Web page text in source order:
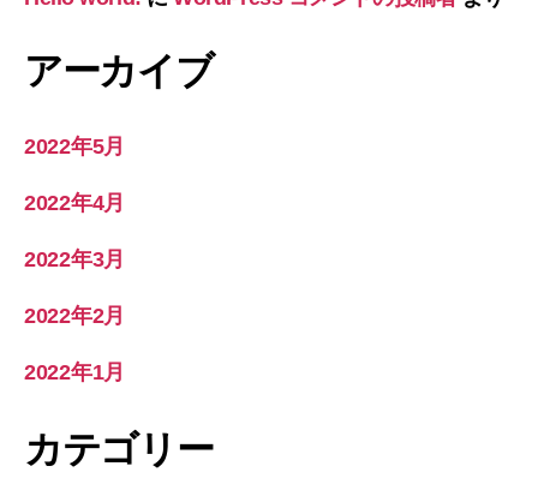
アーカイブ
2022年5月
2022年4月
2022年3月
2022年2月
2022年1月
カテゴリー